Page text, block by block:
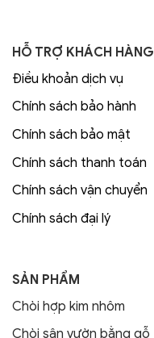
HỖ TRỢ KHÁCH HÀNG
Điều khoản dịch vụ
Chính sách bảo hành
Chính sách bảo mật
Chính sách thanh toán
Chính sách vận chuyển
Chính sách đại lý
SẢN PHẨM
Chòi hợp kim nhôm
Chòi sân vườn bằng gỗ